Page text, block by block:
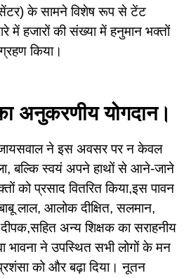
सेंटर) के सामने विशेष रूप से टेंट
में हजारों की संख्या में हनुमान भक्तों
किया।
अनुकरणीय योगदान।
जायसवाल ने इस अवसर पर न केवल
बल्कि स्वयं अपने हाथों से आने-जाने
को प्रसाद वितरित किया,इस पावन
लाल, आलोक दीक्षित, सलमान,
अन्य शिक्षक का सराहनीय
भावना ने उपस्थित सभी लोगों के मन
को और बढ़ा दिया। नूतन